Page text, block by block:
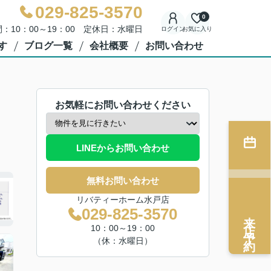
029-825-3570
：10：00～19：00 定休日：水曜日 ログインお気に入り
0
ブログ一覧 会社概要 お問い合わせ
お気軽にお問い合わせください
LINEからお問い合わせ
無料お問い合わせ
リバティーホーム水戸店
029-825-3570
10：00～19：00
（休：水曜日）
来店予約